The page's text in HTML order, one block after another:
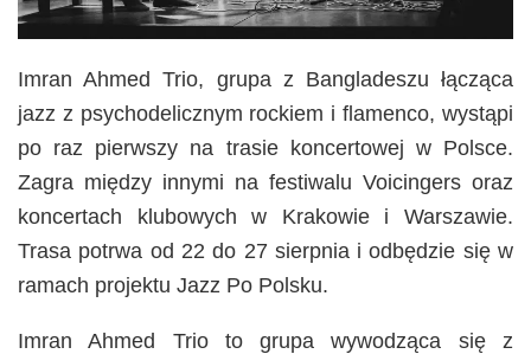
Imran Ahmed Trio, grupa z Bangladeszu łącząca
jazz z psychodelicznym rockiem i flamenco, wystąpi
po raz pierwszy na trasie koncertowej w Polsce.
Zagra między innymi na festiwalu Voicingers oraz
koncertach klubowych w Krakowie i Warszawie.
Trasa potrwa od 22 do 27 sierpnia i odbędzie się w
ramach projektu Jazz Po Polsku.
Imran Ahmed Trio to grupa wywodząca się z